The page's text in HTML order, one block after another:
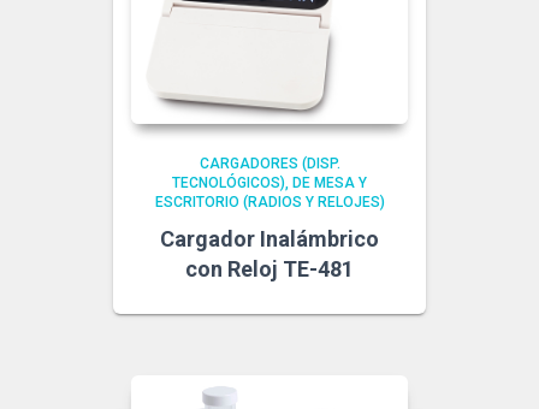
CARGADORES (DISP.
TECNOLÓGICOS) DE MESA Y
ESCRITORIO (RADIOS Y RELOJES)
Cargador Inalámbrico
con Reloj TE-481